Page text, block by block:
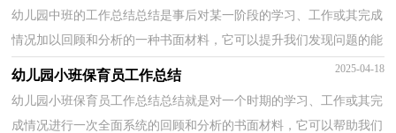
幼儿园中班的工作总结总结是事后对某一阶段的学习、工作或其完成
情况加以回顾和分析的一种书面材料，它可以提升我们发现问题的能
力，因此，让我们写一份总结吧。那么总结要注意有...
幼儿园小班保育员工作总结 2025-04-18
幼儿园小班保育员工作总结总结就是对一个时期的学习、工作或其完
成情况进行一次全面系统的回顾和分析的书面材料，它可以帮助我们